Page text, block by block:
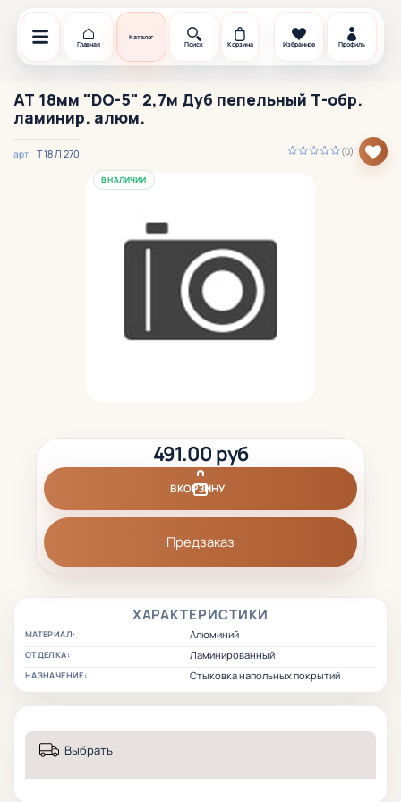
Главная
Каталог
Поиск
Корзина Избранное Профиль
АТ 18мм "DO-5" 2,7м Дуб пепельный Т-обр.
ламинир. алюм.
(0)
арт. Т 18 Л 270
В НАЛИЧИИ
ХАРАКТЕРИСТИКИ
МАТЕРИАЛ: Алюминий
ОТДЕЛКА: Ламинированный
НАЗНАЧЕНИЕ: Стыковка напольных покрытий
491.00 руб
В КОРЗИНУ
Предзаказ
Выбрать